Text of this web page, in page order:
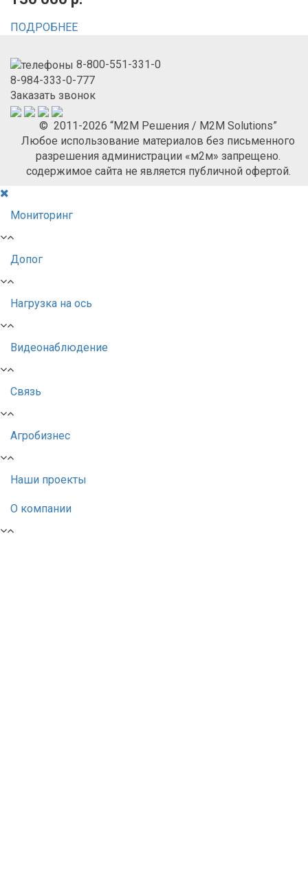
ПОДРОБНЕЕ
8-800-551-331-0
8-984-333-0-777
Заказать звонок
© 2011-2026 “М2М Решения / M2M Solutions”
Любое использование материалов без письменного
разрешения администрации «м2м» запрещено.
содержимое сайта не является публичной офертой.
Мониторинг
Допог
Нагрузка на ось
Видеонаблюдение
Связь
Агробизнес
Наши проекты
О компании